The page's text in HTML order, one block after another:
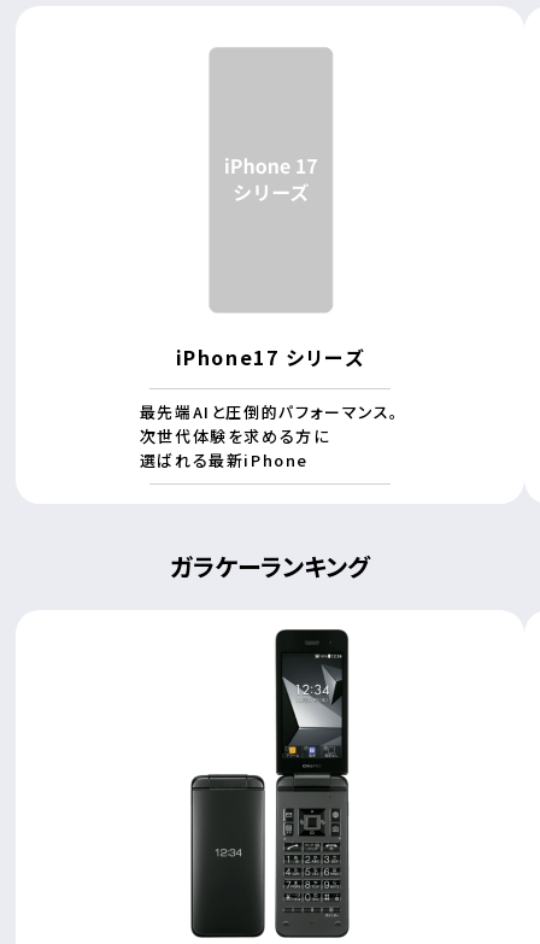
iPhone17 シリーズ
最先端AIと圧倒的パフォーマンス。
次世代体験を求める方に
選ばれる最新iPhone
ガラケーランキング